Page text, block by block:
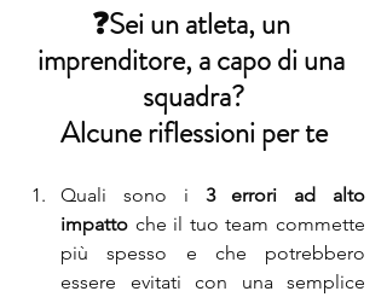
❓Sei un atleta, un
imprenditore, a capo di una
squadra?
Alcune riflessioni per te
Quali sono i 3 errori ad alto
impatto che il tuo team commette
più spesso e che potrebbero
essere evitati con una semplice